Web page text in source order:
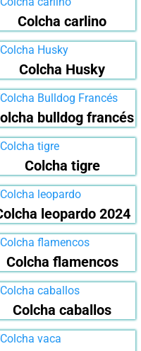
Colcha carlino
Colcha Husky
bulldog francés
Colcha tigre
leopardo 2024
Colcha flamencos
Colcha caballos